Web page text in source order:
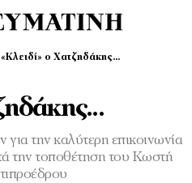
«Κλειδί» ο Χατζηδάκης…
την καλύτερη επικοινωνία
την τοποθέτηση του Κωστή